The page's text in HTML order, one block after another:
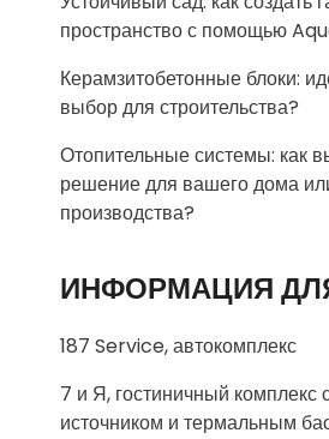
пространство с помощью
Керамзитобетонные блоки:
выбор для строительства?
Отопительные системы: как
решение для вашего дома
производства?
ИНФОРМАЦИЯ
187 Service, автокомплекс
7 и Я, гостиничный комплекс
источником и термальным